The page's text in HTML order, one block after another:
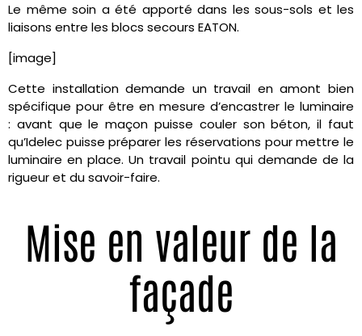
Le même soin a été apporté dans les sous-sols et les
liaisons entre les blocs secours EATON.
[image]
Cette installation demande un travail en amont bien
spécifique pour être en mesure d’encastrer le luminaire
: avant que le maçon puisse couler son béton, il faut
qu’Idelec puisse préparer les réservations pour mettre le
luminaire en place. Un travail pointu qui demande de la
rigueur et du savoir-faire.
Mise en valeur de la
façade